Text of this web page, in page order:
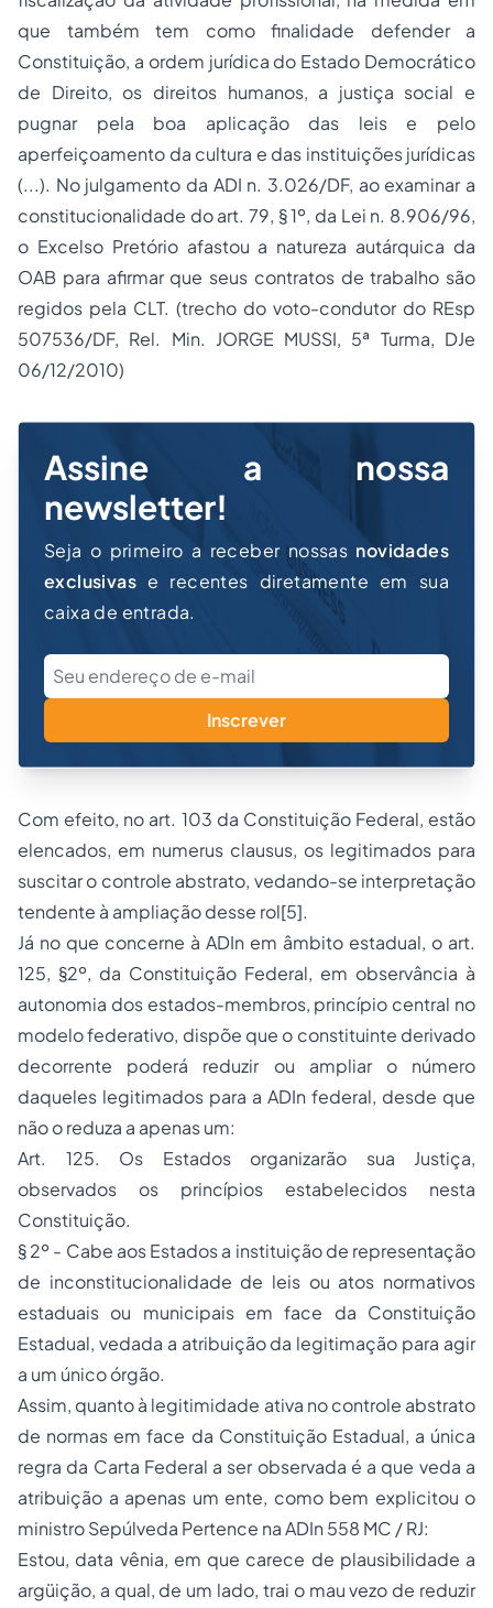
que também tem como finalidade defender a
Constituição, a ordem jurídica do Estado Democrático
de Direito, os direitos humanos, a justiça social e
pugnar pela boa aplicação das leis e pelo
aperfeiçoamento da cultura e das instituições jurídicas
(...). No julgamento da ADI n. 3.026/DF, ao examinar a
constitucionalidade do art. 79, § 1º, da Lei n. 8.906/96,
o Excelso Pretório afastou a natureza autárquica da
OAB para afirmar que seus contratos de trabalho são
regidos pela CLT. (trecho do voto-condutor do REsp
507536/DF, Rel. Min. JORGE MUSSI, 5ª Turma, DJe
06/12/2010)
Assine a nossa
newsletter!
Seja o primeiro a receber nossas novidades
exclusivas e recentes diretamente em sua
caixa de entrada.
Inscrever
Com efeito, no art. 103 da Constituição Federal, estão
elencados, em numerus clausus, os legitimados para
suscitar o controle abstrato, vedando-se interpretação
tendente à ampliação desse rol[5].
Já no que concerne à ADIn em âmbito estadual, o art.
125, §2º, da Constituição Federal, em observância à
autonomia dos estados-membros, princípio central no
modelo federativo, dispõe que o constituinte derivado
decorrente poderá reduzir ou ampliar o número
daqueles legitimados para a ADIn federal, desde que
não o reduza a apenas um:
Art. 125. Os Estados organizarão sua Justiça,
observados os princípios estabelecidos nesta
Constituição.
§ 2º - Cabe aos Estados a instituição de representação
de inconstitucionalidade de leis ou atos normativos
estaduais ou municipais em face da Constituição
Estadual, vedada a atribuição da legitimação para agir
a um único órgão.
Assim, quanto à legitimidade ativa no controle abstrato
de normas em face da Constituição Estadual, a única
regra da Carta Federal a ser observada é a que veda a
atribuição a apenas um ente, como bem explicitou o
ministro Sepúlveda Pertence na ADIn 558 MC / RJ:
Estou, data vênia, em que carece de plausibilidade a
argüição, a qual, de um lado, trai o mau vezo de reduzir